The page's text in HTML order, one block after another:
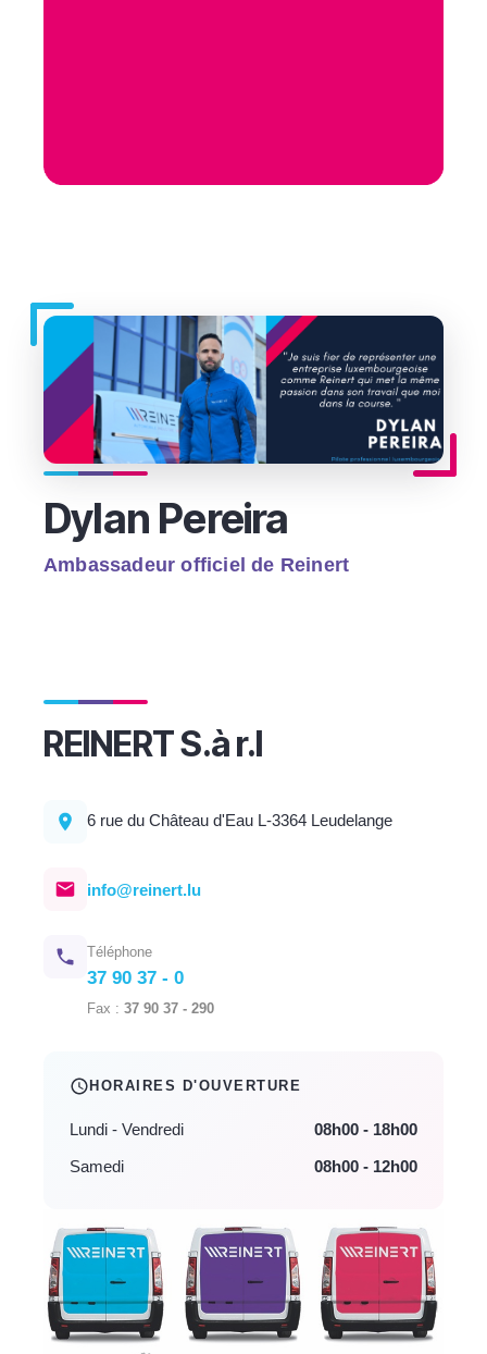
Dylan Pereira
Ambassadeur officiel de Reinert
REINERT S.à r.l
6 rue du Château d'Eau L-3364 Leudelange
info@reinert.lu
Téléphone
37 90 37 - 0
Fax : 37 90 37 - 290
HORAIRES D'OUVERTURE
Lundi - Vendredi
08h00 - 18h00
Samedi
08h00 - 12h00